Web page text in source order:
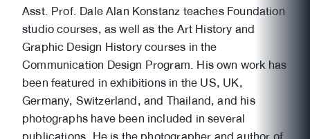
Asst. Prof. Dale Alan Konstanz teaches Foundation
studio courses, as well as the Art History and
Graphic Design History courses in the
Communication Design Program. His own work has
been featured in exhibitions in the US, UK,
Germany, Switzerland, and Thailand, and his
photographs have been included in several